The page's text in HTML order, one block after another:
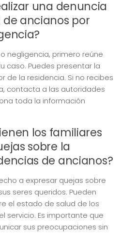
una denuncia
ancianos por
negligencia, primero reúne
caso. Puedes presentar la
de la residencia. Si no recibes
contacta a las autoridades
toda la información
los familiares
sobre la
de ancianos?
a expresar quejas sobre
seres queridos. Pueden
el estado de salud de los
servicio. Es importante que
sus preocupaciones sin